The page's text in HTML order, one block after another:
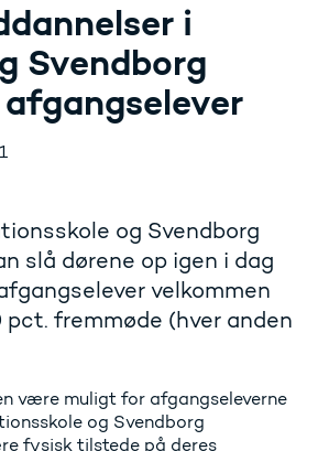
i
Svendborg
og Svendborg
slå dørene op igen i dag
velkommen
fremmøde (hver anden
være muligt for afgangseleverne
og Svendborg
fysisk tilstede på deres